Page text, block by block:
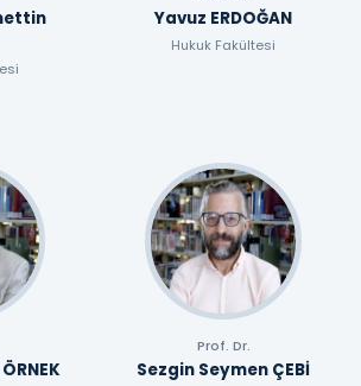
Yavuz ERDOĞAN
Hukuk Fakültesi
Prof. Dr.
Sezgin Seymen ÇEBİ